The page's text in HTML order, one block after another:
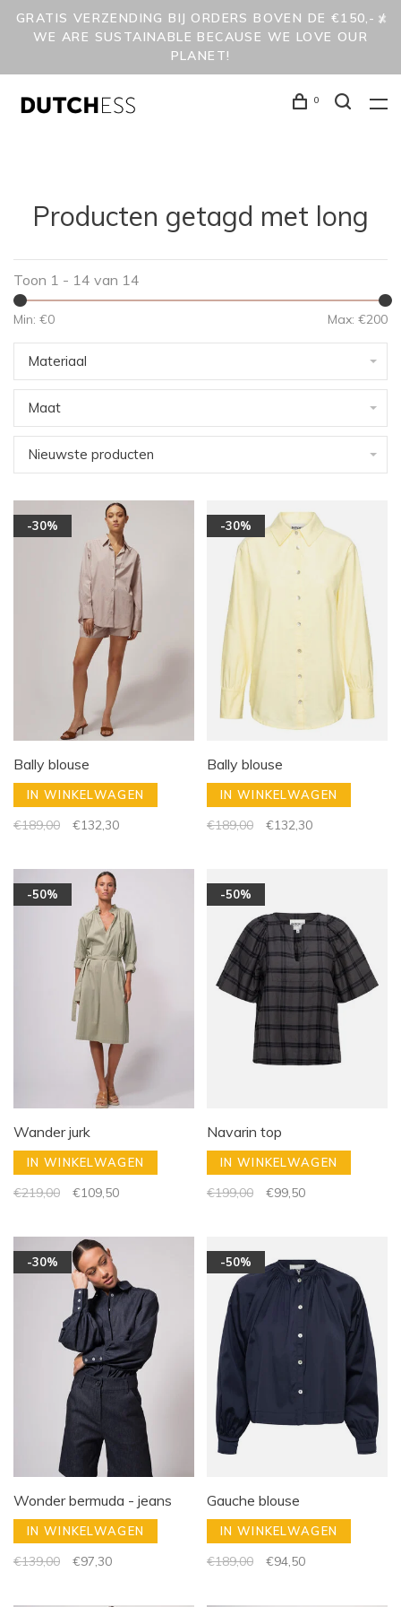
GRATIS VERZENDING BIJ ORDERS BOVEN DE €150,- /
WE ARE SUSTAINABLE BECAUSE WE LOVE OUR
PLANET!
0
Producten getagd met long
Toon 1 - 14 van 14
Min: €0 Max: €200
Materiaal
Maat
Nieuwste producten
-30%
Bally blouse
IN WINKELWAGEN
€189,00 €132,30
-30%
Bally blouse
IN WINKELWAGEN
€189,00 €132,30
-50%
Wander jurk
IN WINKELWAGEN
€219,00 €109,50
-50%
Navarin top
IN WINKELWAGEN
€199,00 €99,50
-30%
Wonder bermuda - jeans
IN WINKELWAGEN
€139,00 €97,30
-50%
Gauche blouse
IN WINKELWAGEN
€189,00 €94,50